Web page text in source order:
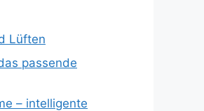
Lüften
passende
– intelligente